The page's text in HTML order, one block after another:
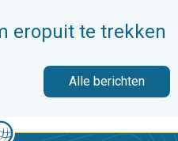
eropuit te trekken
Alle berichten